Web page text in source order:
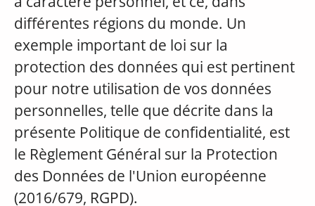
différentes régions du monde. Un
exemple important de loi sur la
protection des données qui est pertinent
pour notre utilisation de vos données
personnelles, telle que décrite dans la
présente Politique de confidentialité, est
le Règlement Général sur la Protection
des Données de l'Union européenne
(2016/679, RGPD).